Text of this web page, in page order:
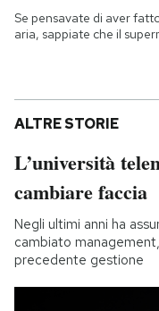
Se pensavate di aver
aria, sappiate che il
ALTRE STORIE
L’università
cambiare faccia
Negli ultimi anni ha
cambiato
precedente gestione